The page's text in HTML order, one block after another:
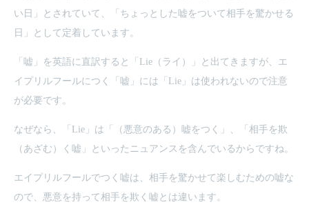
い日」とされていて、「ちょっとした嘘をついて相手を驚かせる
日」として定着しています。
「嘘」を英語に直訳すると「Lie（ライ）」と出てきますが、エ
イプリルフールにつく「嘘」には「Lie」は使われないので注意
が必要です。
なぜなら、「Lie」は「（悪意のある）嘘をつく」、「相手を欺
（あざむ）く嘘」といったニュアンスを含んでいるからですね。
エイプリルフールでつく嘘は、相手を驚かせて楽しむための嘘な
ので、悪意を持って相手を欺く嘘とは違います。